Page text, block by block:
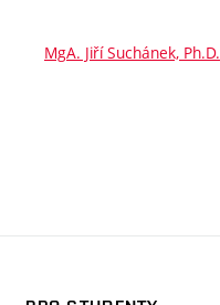
MgA. Jiří Suchánek, Ph.D.